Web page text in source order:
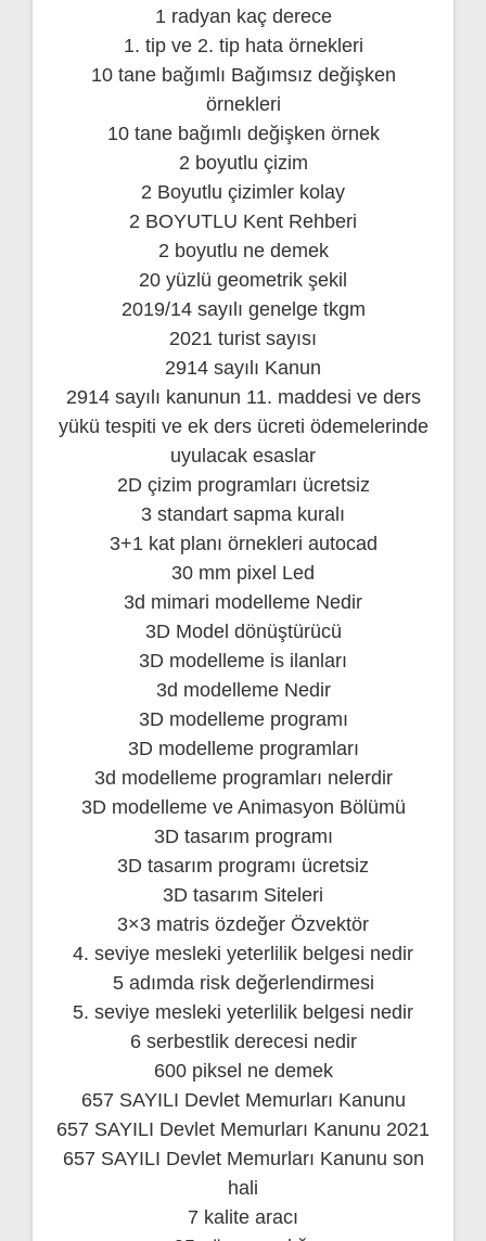
1 radyan kaç derece
1. tip ve 2. tip hata örnekleri
10 tane bağımlı Bağımsız değişken
örnekleri
10 tane bağımlı değişken örnek
2 boyutlu çizim
2 Boyutlu çizimler kolay
2 BOYUTLU Kent Rehberi
2 boyutlu ne demek
20 yüzlü geometrik şekil
2019/14 sayılı genelge tkgm
2021 turist sayısı
2914 sayılı Kanun
2914 sayılı kanunun 11. maddesi ve ders
yükü tespiti ve ek ders ücreti ödemelerinde
uyulacak esaslar
2D çizim programları ücretsiz
3 standart sapma kuralı
3+1 kat planı örnekleri autocad
30 mm pixel Led
3d mimari modelleme Nedir
3D Model dönüştürücü
3D modelleme is ilanları
3d modelleme Nedir
3D modelleme programı
3D modelleme programları
3d modelleme programları nelerdir
3D modelleme ve Animasyon Bölümü
3D tasarım programı
3D tasarım programı ücretsiz
3D tasarım Siteleri
3×3 matris özdeğer Özvektör
4. seviye mesleki yeterlilik belgesi nedir
5 adımda risk değerlendirmesi
5. seviye mesleki yeterlilik belgesi nedir
6 serbestlik derecesi nedir
600 piksel ne demek
657 SAYILI Devlet Memurları Kanunu
657 SAYILI Devlet Memurları Kanunu 2021
657 SAYILI Devlet Memurları Kanunu son
hali
7 kalite aracı